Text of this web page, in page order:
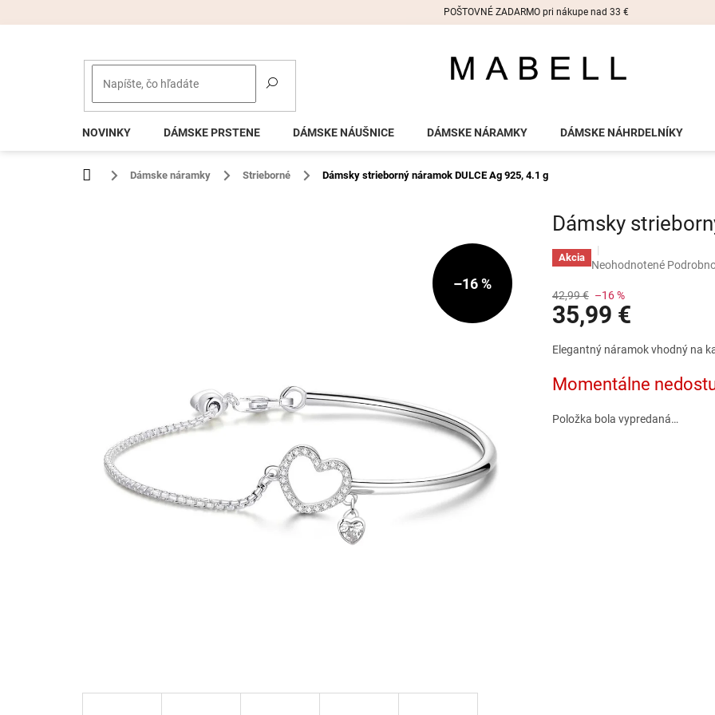
POŠTOVNÉ ZADARMO pri nákupe nad 33 €
NOVINKY DÁMSKE PRSTENE DÁMSKE NÁUŠNICE DÁMSKE NÁRAMKY DÁMSKE NÁHRDELNÍKY
Domov Dámske náramky Strieborné Dámsky strieborný náramok DULCE Ag 925, 4.1 g
Dámsky
Akcia
Priemerné
produktu
je
0,0
5
Neohodnotené
–16 %
42,99 € –16 %
35,99 €
cena:
Elegantný náramok vhodný na
Momentálne
Položka bola vypredaná…